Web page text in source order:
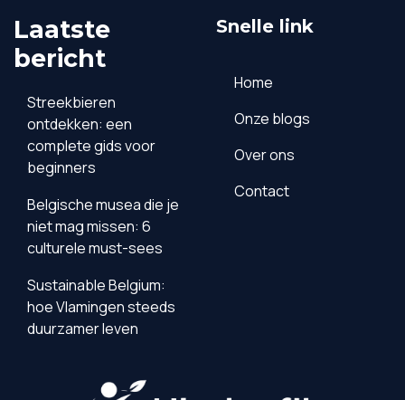
Laatste
bericht
Streekbieren
ontdekken: een
complete gids voor
beginners
Belgische musea die je
niet mag missen: 6
culturele must-sees
Sustainable Belgium:
hoe Vlamingen steeds
duurzamer leven
Snelle link
Home
Onze blogs
Over ons
Contact